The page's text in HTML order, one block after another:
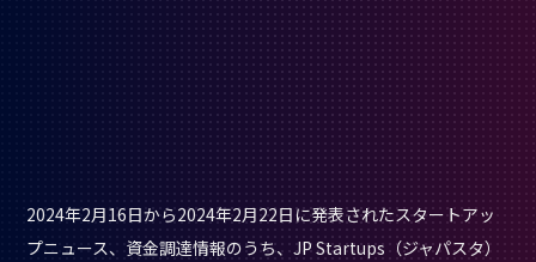
2024年2月16日から2024年2月22日に発表されたスタートアッ
プニュース、資金調達情報のうち、JP Startups（ジャパスタ）